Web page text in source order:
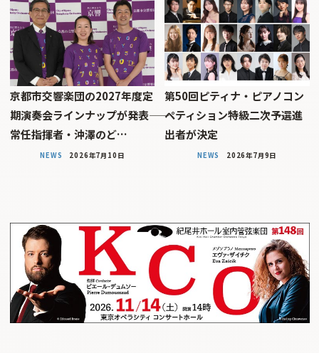
京都市交響楽団の2027年度定
期演奏会ラインナップが発表――
常任指揮者・沖澤のど…
NEWS 2026年7月10日
第50回ピティナ・ピアノコン
ペティション特級二次予選進
出者が決定
NEWS 2026年7月9日